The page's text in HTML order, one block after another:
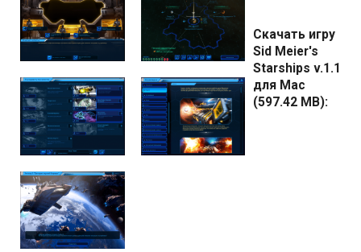
Скачать игру
Sid Meier's
Starships v.1.1
для Mac
(597.42 MB):